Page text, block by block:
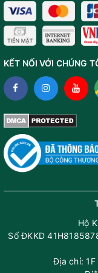
Nhà pha chế:
Nồng độ: EDP
Thời điểm
Phong cách:
Bức tranh Gỗ
Kilian đã giới
sensuality of
KẾT NỐI VỚI CHÚNG
Hộ
Số ĐKKD
Địa chỉ: 1F